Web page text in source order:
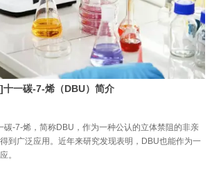
一碳-7-烯（DBU）简介
碳-7-烯，简称DBU，作为一种公认的立体禁阻的非亲
到广泛应用。近年来研究发现表明，DBU也能作为一
。